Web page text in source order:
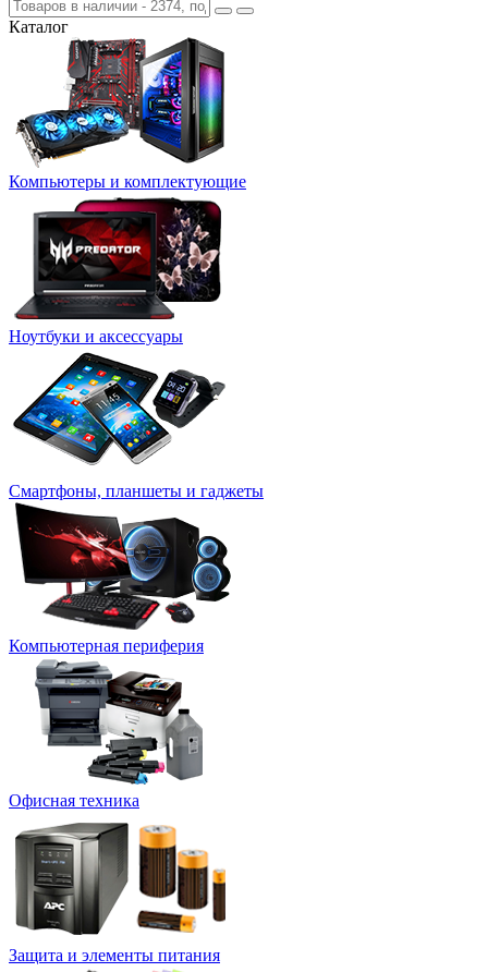
Каталог
Компьютеры и комплектующие
Ноутбуки и аксессуары
Смартфоны, планшеты и гаджеты
Компьютерная периферия
Офисная техника
Защита и элементы питания